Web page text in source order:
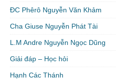
ĐC Phêrô Nguyễn Văn Khảm
Cha Giuse Nguyễn Phát Tài
L.M Andre Nguyễn Ngọc Dũng
Giải đáp – Học hỏi
Hạnh Các Thánh